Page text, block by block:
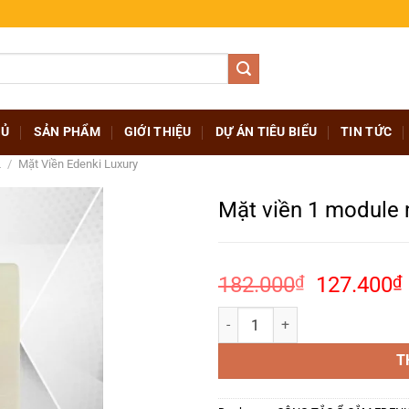
SẢN PHẨM GIỚI THIỆU DỰ ÁN TIÊU BIỂU TIN TỨC
/ Mặt Viền Edenki Luxury
Mặt viền 1 module
182.000₫
Giá
127.400₫
Mặt viền 1 module nhôm màu